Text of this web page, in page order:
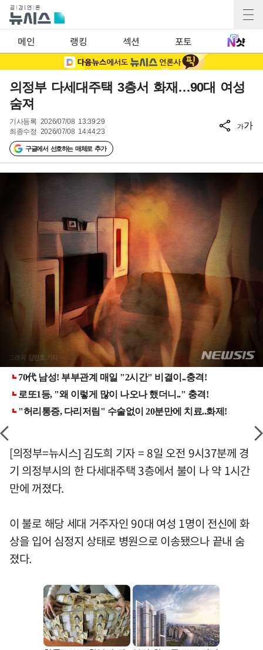
메인 랭킹 섹션 포토
의정부 다세대주택 3층서 화재…90대 여성
숨져
기사등록 2026/07/08 13:39:29
최종수정 2026/07/08 14:44:23
구글에서 선호하는 매체로 추가
가가
[의정부=뉴시스] 김도희 기자 = 8일 오전 9시37분께 경
기 의정부시의 한 다세대주택 3층에서 불이 나 약 1시간
만에 꺼졌다.
이 불로 해당 세대 거주자인 90대 여성 1명이 전신에 화
상을 입어 심정지 상태로 병원으로 이송됐으나 끝내 숨
졌다.